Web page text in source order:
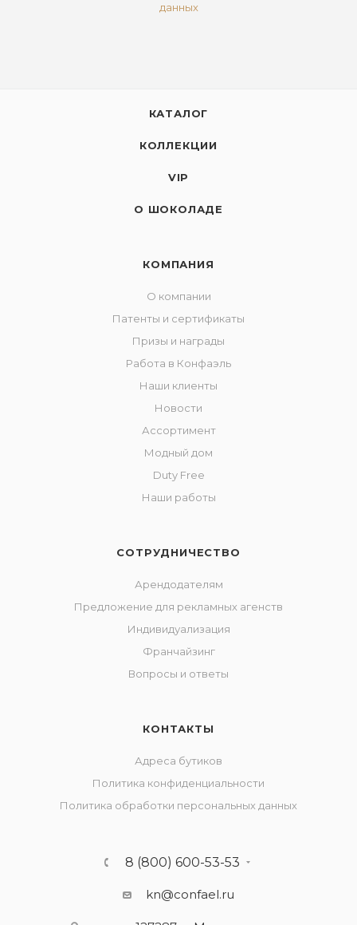
данных
КАТАЛОГ
КОЛЛЕКЦИИ
VIP
О ШОКОЛАДЕ
КОМПАНИЯ
О компании
Патенты и сертификаты
Призы и награды
Работа в Конфаэль
Наши клиенты
Новости
Ассортимент
Модный дом
Duty Free
Наши работы
СОТРУДНИЧЕСТВО
Арендодателям
Предложение для рекламных агенств
Индивидуализация
Франчайзинг
Вопросы и ответы
КОНТАКТЫ
Адреса бутиков
Политика конфиденциальности
Политика обработки персональных данных
8 (800) 600-53-53
kn@confael.ru